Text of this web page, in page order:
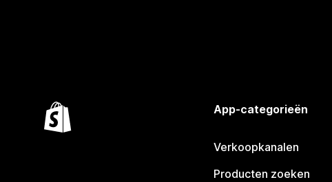
App-categorieën
Verkoopkanalen
Producten zoeken